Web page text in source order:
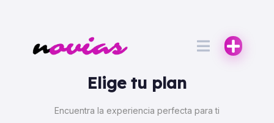
Elige tu plan
Encuentra la experiencia perfecta para ti